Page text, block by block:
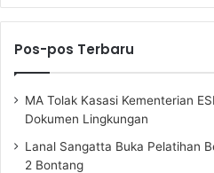
Pos-pos Terbaru
MA Tolak Kasasi Kementerian
Dokumen Lingkungan
Lanal Sangatta Buka Pelatihan
2 Bontang